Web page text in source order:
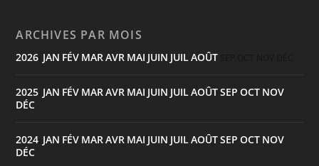
ARCHIVES PAR MOIS
2026 JAN FÉV MAR AVR MAI JUIN JUIL AOÛT
2025 JAN FÉV MAR AVR MAI JUIN JUIL AOÛTSEP OCT NOV
DÉC
2024 JAN FÉV MAR AVR MAI JUIN JUIL AOÛTSEP OCT NOV
DÉC